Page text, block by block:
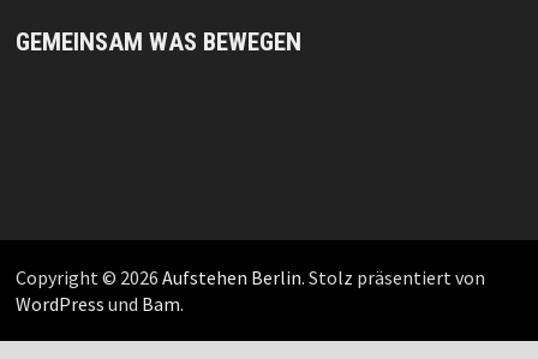
GEMEINSAM WAS BEWEGEN
Copyright © 2026 Aufstehen Berlin. Stolz präsentiert von
WordPress und Bam.